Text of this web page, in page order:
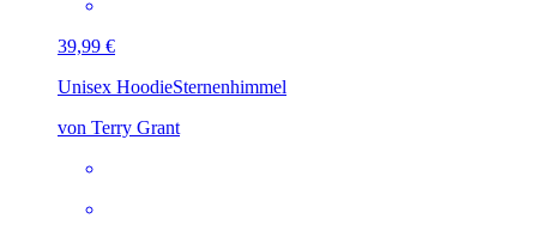
39,99 €
Unisex HoodieSternenhimmel
von Terry Grant